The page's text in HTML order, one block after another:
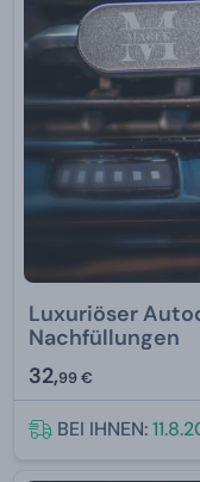
Luxuriöser
Nachfüllungen
32,99 €
BEI IHNEN: